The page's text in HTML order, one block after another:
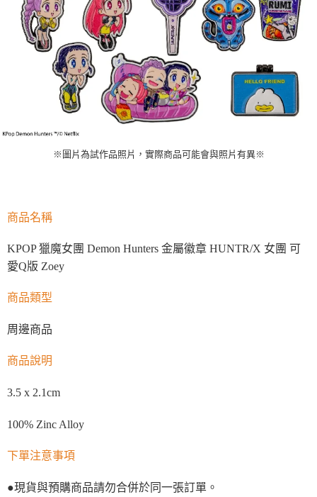
※圖片為試作品照片，實際商品可能會與照片有異※
商品名稱
KPOP 獵魔女團 Demon Hunters 金屬徽章 HUNTR/X 女團 可
愛Q版 Zoey
商品類型
周邊商品
商品說明
3.5 x 2.1cm
100% Zinc Alloy
下單注意事項
●現貨與預購商品請勿合併於同一張訂單。